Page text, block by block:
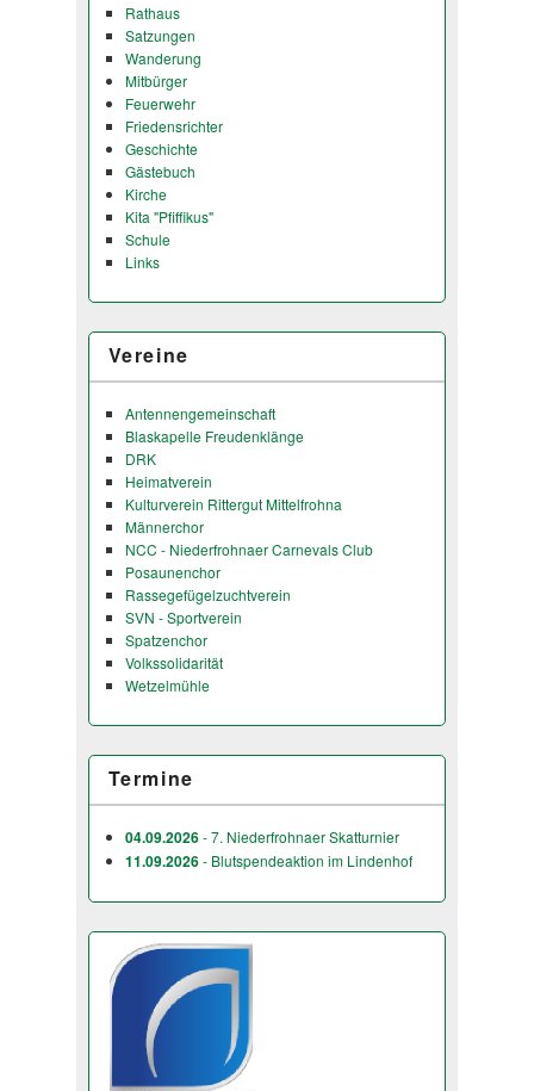
Rathaus
Satzungen
Wanderung
Mitbürger
Feuerwehr
Friedensrichter
Geschichte
Gästebuch
Kirche
Kita "Pfiffikus"
Schule
Links
Vereine
Antennengemeinschaft
Blaskapelle Freudenklänge
DRK
Heimatverein
Kulturverein Rittergut Mittelfrohna
Männerchor
NCC - Niederfrohnaer Carnevals Club
Posaunenchor
Rassegefügelzuchtverein
SVN - Sportverein
Spatzenchor
Volkssolidarität
Wetzelmühle
Termine
04.09.2026- 7. Niederfrohnaer Skatturnier
11.09.2026- Blutspendeaktion im Lindenhof